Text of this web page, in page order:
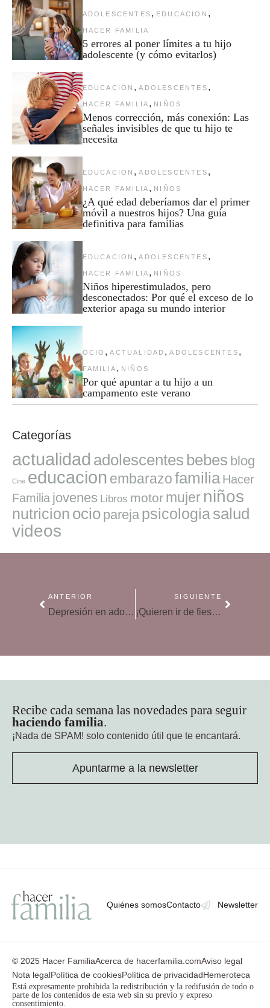
ADOLESCENTES , EDUCACION ,
HACER FAMILIA
5 errores al poner límites a tu hijo
adolescente (y cómo evitarlos)
EDUCACION , ADOLESCENTES ,
HACER FAMILIA , NIÑOS
Menos corrección, más conexión: Las
señales invisibles de que tu hijo te
necesita
EDUCACION , ADOLESCENTES ,
HACER FAMILIA , NIÑOS
¿A qué edad deberíamos dar el primer
móvil a nuestros hijos? Una guía
definitiva para familias
EDUCACION , ADOLESCENTES ,
HACER FAMILIA , NIÑOS
Niños hiperestimulados, pero
desconectados: Por qué el exceso de lo
exterior apaga su mundo interior
OCIO , ACTUALIDAD , ADOLESCENTES ,
FAMILIA , NIÑOS
Por qué apuntar a tu hijo a un
campamento este verano
Categorías
actualidad adolescentes bebes blog
Cine educacion embarazofamilia Hacer
Familia jovenes Libros motor mujer niños
nutricion ocio pareja psicologiasalud
videos
ANTERIOR
Depresión en adolescentes: cómo detectarla y tratarla
SIGUIENTE
¡Quieren ir de fiesta! ¿Los dejamos? ¿Cuándo? ¿A dónde?
Recibe cada semana las novedades para seguir
haciendo familia.
¡Nada de SPAM! solo contenido útil que te encantará.
Apuntarme a la newsletter
Quiénes somosContacto Newsletter
© 2025 Hacer FamiliaAcerca de hacerfamilia.comAviso legal
Nota legalPolítica de cookiesPolítica de privacidadHemeroteca
Está expresamente prohibida la redistribución y la redifusión de todo o
parte de los contenidos de esta web sin su previo y expreso
consentimiento.